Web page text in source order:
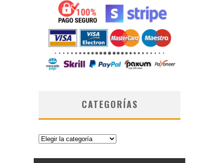
CATEGORÍAS
Categorías